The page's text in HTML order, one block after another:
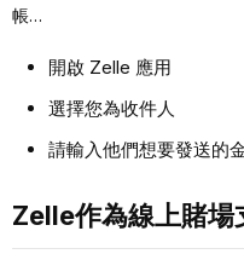
帳…
開啟 Zelle 應用
選擇您為收件人
請輸入他們想要發送的金
Zelle作為線上賭場